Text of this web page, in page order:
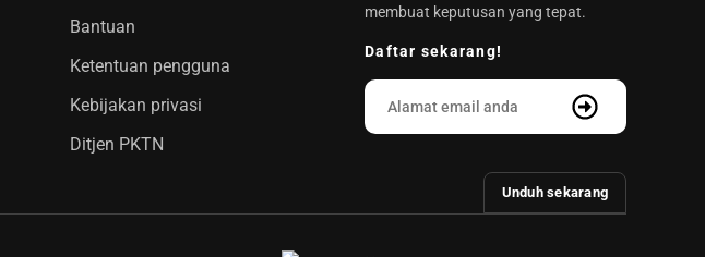
Bantuan
Ketentuan pengguna
Kebijakan privasi
Ditjen PKTN
membuat keputusan yang tepat.
Daftar sekarang!
Unduh sekarang